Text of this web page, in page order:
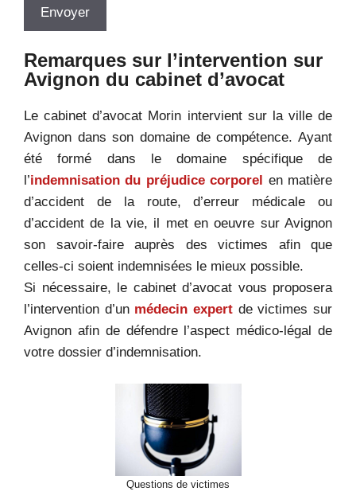
Remarques sur l’intervention sur
Avignon du cabinet d’avocat
Le cabinet d’avocat Morin intervient sur la ville de
Avignon dans son domaine de compétence. Ayant
été formé dans le domaine spécifique de
l’indemnisation du préjudice corporel en matière
d’accident de la route, d’erreur médicale ou
d’accident de la vie, il met en oeuvre sur Avignon
son savoir-faire auprès des victimes afin que
celles-ci soient indemnisées le mieux possible.
Si nécessaire, le cabinet d’avocat vous proposera
l’intervention d’un médecin expert de victimes sur
Avignon afin de défendre l’aspect médico-légal de
votre dossier d’indemnisation.
Questions de victimes